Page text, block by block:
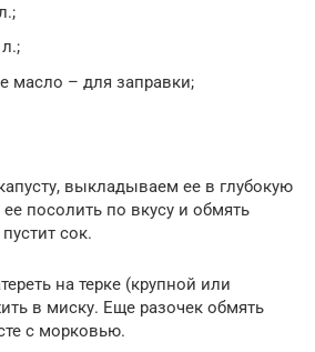
масло – для заправки;
выкладываем ее в глубокую
посолить по вкусу и обмять
сок.
на терке (крупной или
в миску. Еще разочек обмять
с морковью.